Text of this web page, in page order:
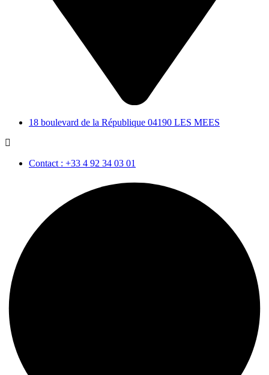
18 boulevard de la République 04190 LES MEES
Contact : +33 4 92 34 03 01